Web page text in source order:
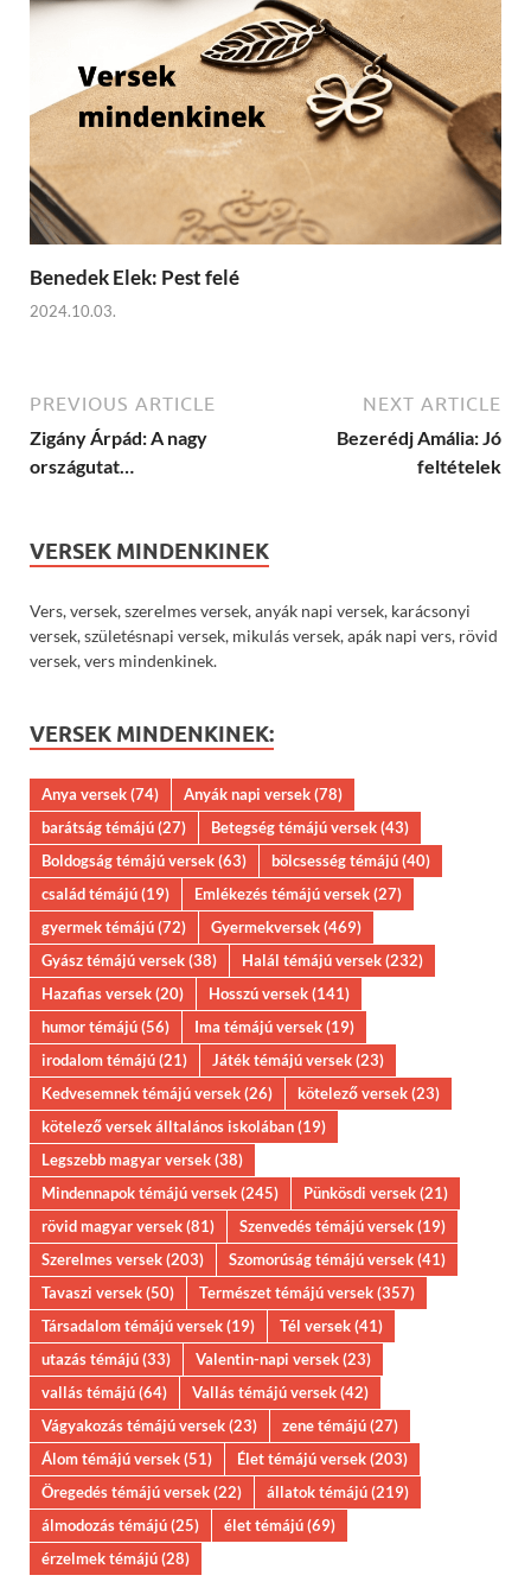
Benedek Elek: Pest felé
2024.10.03.
PREVIOUS ARTICLE
Zigány Árpád: A nagy
országutat…
NEXT ARTICLE
Bezerédj Amália: Jó
feltételek
VERSEK MINDENKINEK
Vers, versek, szerelmes versek, anyák napi versek, karácsonyi
versek, születésnapi versek, mikulás versek, apák napi vers, rövid
versek, vers mindenkinek.
VERSEK MINDENKINEK:
Anya versek(74) Anyák napi versek(78)
barátság témájú(27) Betegség témájú versek(43)
Boldogság témájú versek(63) bölcsesség témájú(40)
család témájú(19) Emlékezés témájú versek(27)
gyermek témájú(72) Gyermekversek(469)
Gyász témájú versek(38) Halál témájú versek(232)
Hazafias versek(20) Hosszú versek(141)
humor témájú(56) Ima témájú versek(19)
irodalom témájú(21) Játék témájú versek(23)
Kedvesemnek témájú versek(26) kötelező versek(23)
kötelező versek álltalános iskolában(19)
Legszebb magyar versek(38)
Mindennapok témájú versek(245) Pünkösdi versek(21)
rövid magyar versek(81) Szenvedés témájú versek(19)
Szerelmes versek(203) Szomorúság témájú versek(41)
Tavaszi versek(50) Természet témájú versek(357)
Társadalom témájú versek(19) Tél versek(41)
utazás témájú(33) Valentin-napi versek(23)
vallás témájú(64) Vallás témájú versek(42)
Vágyakozás témájú versek(23) zene témájú(27)
Álom témájú versek(51) Élet témájú versek(203)
Öregedés témájú versek(22) állatok témájú(219)
álmodozás témájú(25) élet témájú(69)
érzelmek témájú(28)